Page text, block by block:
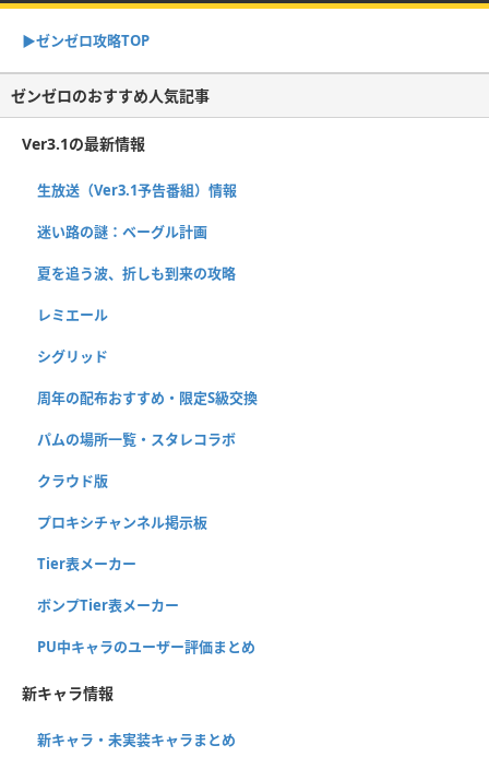
▶︎ゼンゼロ攻略TOP
ゼンゼロのおすすめ人気記事
Ver3.1の最新情報
生放送（Ver3.1予告番組）情報
迷い路の謎：ベーグル計画
夏を追う波、折しも到来の攻略
レミエール
シグリッド
周年の配布おすすめ・限定S級交換
パムの場所一覧・スタレコラボ
クラウド版
プロキシチャンネル掲示板
Tier表メーカー
ボンプTier表メーカー
PU中キャラのユーザー評価まとめ
新キャラ情報
新キャラ・未実装キャラまとめ